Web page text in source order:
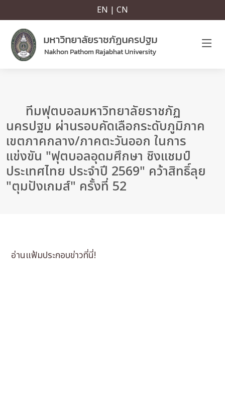
EN | CN
ทีมฟุตบอลมหาวิทยาลัยราชภัฏ
นครปฐม ผ่านรอบคัดเลือกระดับภูมิภาค
เขตภาคกลาง/ภาคตะวันออก ในการ
แข่งขัน "ฟุตบอลอุดมศึกษา ชิงแชมป์
ประเทศไทย ประจำปี 2569" คว้าสิทธิ์ลุย
"ตุมปังเกมส์" ครั้งที่ 52
อ่านแฟ้มประกอบข่าวที่นี่!